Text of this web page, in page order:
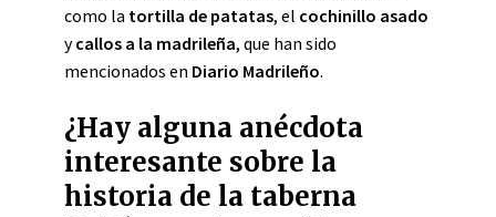
como la tortilla de patatas, el cochinillo asado
ycallos a la madrileña, que han sido
mencionados en Diario Madrileño.
¿Hay alguna anécdota
interesante sobre la
historia de la taberna